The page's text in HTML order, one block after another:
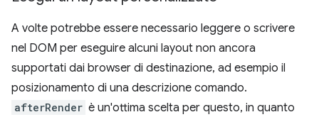
A volte potrebbe essere necessario leggere o scrivere
nel DOM per eseguire alcuni layout non ancora
supportati dai browser di destinazione, ad esempio il
posizionamento di una descrizione comando.
afterRender è un'ottima scelta per questo, in quanto